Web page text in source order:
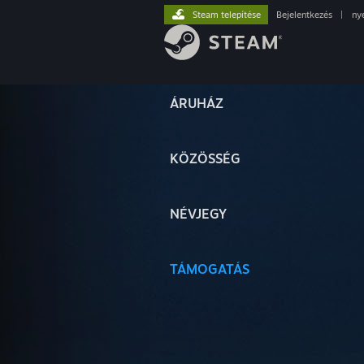
ÁRUHÁZ
KÖZÖSSÉG
NÉVJEGY
TÁMOGATÁS
Steam telepítése Bejelentkezés